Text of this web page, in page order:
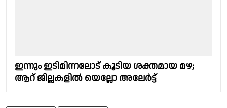
ഇന്നും ഇടിമിന്നലോട് കൂടിയ ശക്തമായ മഴ;
ആറ് ജില്ലകളിൽ യെല്ലോ അലേർട്ട്